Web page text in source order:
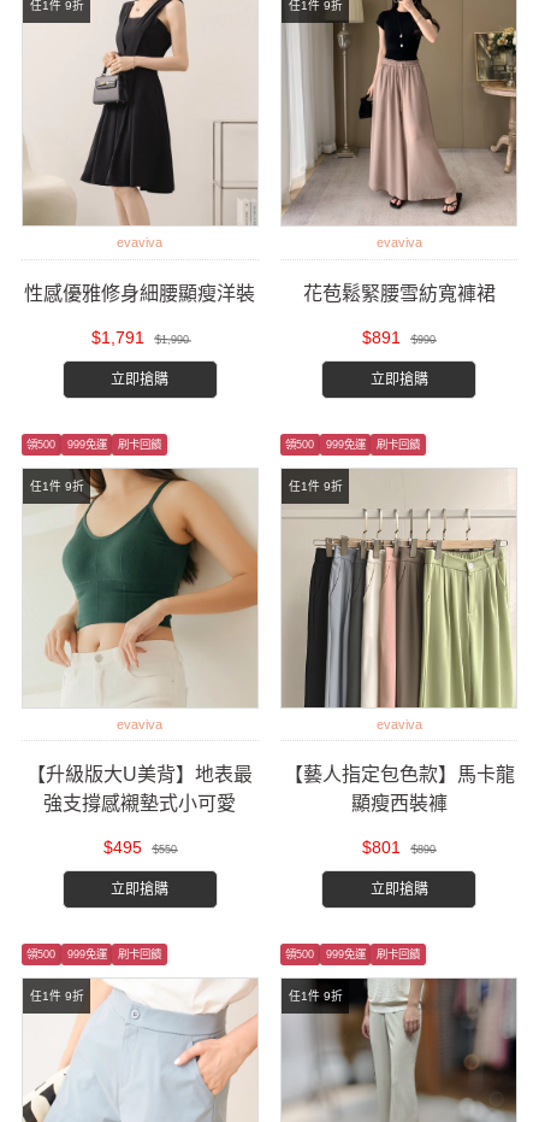
任1件 9折
evaviva
性感優雅修身細腰顯瘦洋裝
$1,791 $1,990
立即搶購
任1件 9折
evaviva
花苞鬆緊腰雪紡寬褲裙
$891 $990
立即搶購
任1件 9折
領500 999免運 刷卡回饋
evaviva
【升級版大U美背】地表最
強支撐感襯墊式小可愛
$495 $550
立即搶購
任1件 9折
領500 999免運 刷卡回饋
evaviva
【藝人指定包色款】馬卡龍
顯瘦西裝褲
$801 $890
立即搶購
任1件 9折
領500 999免運 刷卡回饋
任1件 9折
領500 999免運 刷卡回饋